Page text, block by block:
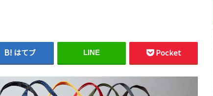
はてブ LINE Pocket